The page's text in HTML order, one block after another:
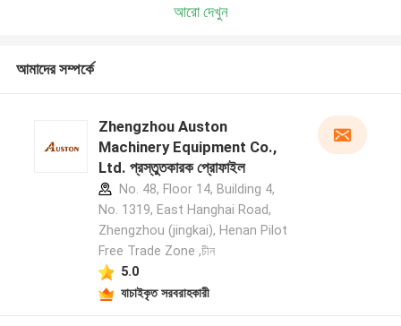
আরো দেখুন
আমাদের সম্পর্কে
Zhengzhou Auston
Machinery Equipment Co.,
Ltd. প্রস্তুতকারক প্রোফাইল
No. 48, Floor 14, Building 4,
No. 1319, East Hanghai Road,
Zhengzhou (jingkai), Henan Pilot
Free Trade Zone ,চীন
5.0
যাচাইকৃত সরবরাহকারী